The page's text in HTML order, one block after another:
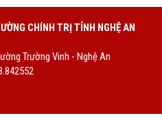
CHÍNH TRỊ TỈNH NGHỆ AN
Trường Vinh - Nghệ An